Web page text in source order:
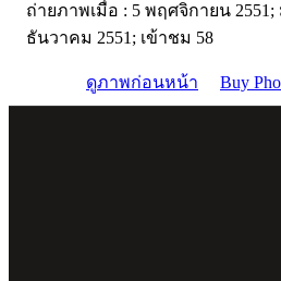
ถ่ายภาพเมื่อ : 5 พฤศจิกายน 2551;
ธันวาคม 2551; เข้าชม 58
ดูภาพก่อนหน้า Buy